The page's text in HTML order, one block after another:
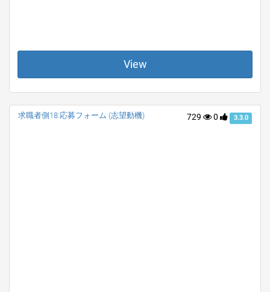
View
729 0 3.3.0
求職者側18:応募フォーム (志望動機)